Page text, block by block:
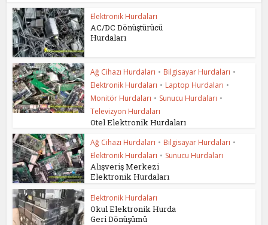
Elektronik Hurdaları
AC/DC Dönüştürücü
Hurdaları
Ağ Cihazı Hurdaları • Bilgisayar Hurdaları •
Elektronik Hurdaları • Laptop Hurdaları •
Monitör Hurdaları • Sunucu Hurdaları •
Televizyon Hurdaları
Otel Elektronik Hurdaları
Ağ Cihazı Hurdaları • Bilgisayar Hurdaları •
Elektronik Hurdaları • Sunucu Hurdaları
Alışveriş Merkezi
Elektronik Hurdaları
Elektronik Hurdaları
Okul Elektronik Hurda
Geri Dönüşümü